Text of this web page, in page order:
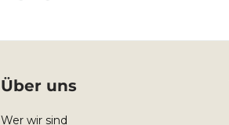
Über uns
Wer wir sind